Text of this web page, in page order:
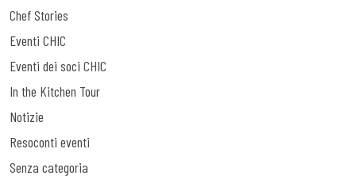
Chef Stories
Eventi CHIC
Eventi dei soci CHIC
In the Kitchen Tour
Notizie
Resoconti eventi
Senza categoria